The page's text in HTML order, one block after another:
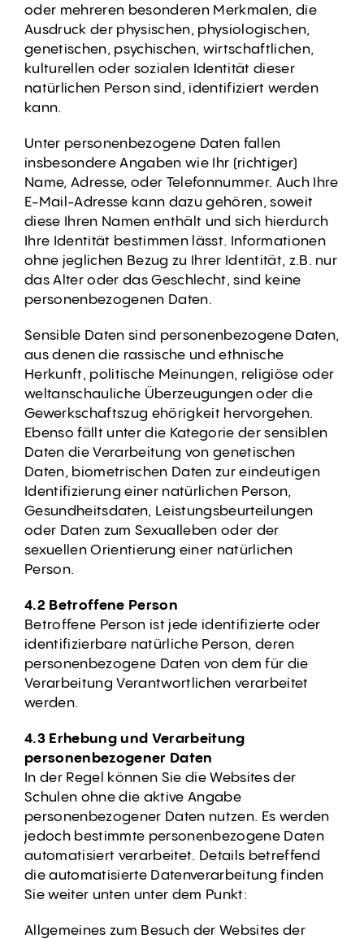
oder mehreren besonderen Merkmalen, die
Ausdruck der physischen, physiologischen,
genetischen, psychischen, wirtschaftlichen,
kulturellen oder sozialen Identität dieser
natürlichen Person sind, identifiziert werden
kann.
Unter personenbezogene Daten fallen
insbesondere Angaben wie Ihr (richtiger)
Name, Adresse, oder Telefonnummer. Auch Ihre
E-Mail-Adresse kann dazu gehören, soweit
diese Ihren Namen enthält und sich hierdurch
Ihre Identität bestimmen lässt. Informationen
ohne jeglichen Bezug zu Ihrer Identität, z.B. nur
das Alter oder das Geschlecht, sind keine
personenbezogenen Daten.
Sensible Daten sind personenbezogene Daten,
aus denen die rassische und ethnische
Herkunft, politische Meinungen, religiöse oder
weltanschauliche Überzeugungen oder die
Gewerkschaftszug ehörigkeit hervorgehen.
Ebenso fällt unter die Kategorie der sensiblen
Daten die Verarbeitung von genetischen
Daten, biometrischen Daten zur eindeutigen
Identifizierung einer natürlichen Person,
Gesundheitsdaten, Leistungsbeurteilungen
oder Daten zum Sexualleben oder der
sexuellen Orientierung einer natürlichen
Person.
4.2 Betroffene Person
Betroffene Person ist jede identifizierte oder
identifizierbare natürliche Person, deren
personenbezogene Daten von dem für die
Verarbeitung Verantwortlichen verarbeitet
werden.
4.3 Erhebung und Verarbeitung
personenbezogener Daten
In der Regel können Sie die Websites der
Schulen ohne die aktive Angabe
personenbezogener Daten nutzen. Es werden
jedoch bestimmte personenbezogene Daten
automatisiert verarbeitet. Details betreffend
die automatisierte Datenverarbeitung finden
Sie weiter unten unter dem Punkt:
Allgemeines zum Besuch der Websites der